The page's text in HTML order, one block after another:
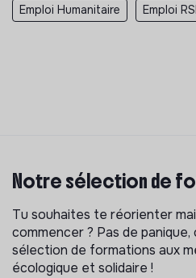
Emploi Humanitaire Emploi
Notre sélection de
Tu souhaites te réorienter
commencer ? Pas de
sélection de formations aux
écologique et solidaire !